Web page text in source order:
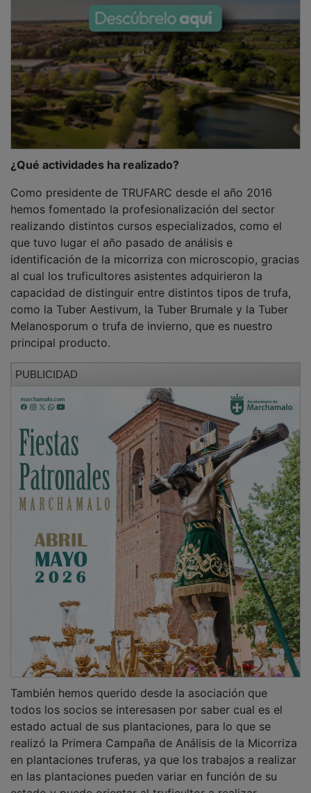
hemos fomentado la profesionalización del sector
realizando distintos cursos especializados, como el
que tuvo lugar el año pasado de análisis e
identificación de la micorriza con microscopio, gracias
al cual los truficultores asistentes adquirieron la
capacidad de distinguir entre distintos tipos de trufa,
como la Tuber Aestivum, la Tuber Brumale y la Tuber
Melanosporum o trufa de invierno, que es nuestro
principal producto.
todos los socios se interesasen por saber cual es el
estado actual de sus plantaciones, para lo que se
realizó la Primera Campaña de Análisis de la Micorriza
en plantaciones truferas, ya que los trabajos a realizar
en las plantaciones pueden variar en función de su
estado y puede orientar al truficultor a realizar